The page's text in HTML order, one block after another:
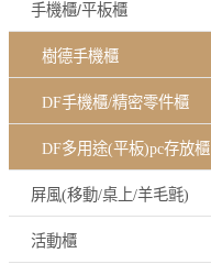
手機櫃/平板櫃
樹德手機櫃
DF手機櫃/精密零件櫃
DF多用途(平板)pc存放櫃
屏風(移動/桌上/羊毛氈)
活動櫃